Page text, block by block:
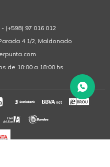
(+598) 97 016 012
4 1/2, Maldonado
de 10:00 a 18:00 hs